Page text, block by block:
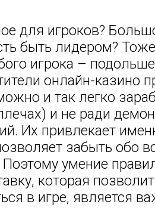
для игроков?
быть лидером?
игрока – подольше
онлайн-казино
и так легко
и не ради
Их привлекает
забыть обо
умение
которая
в игре, является